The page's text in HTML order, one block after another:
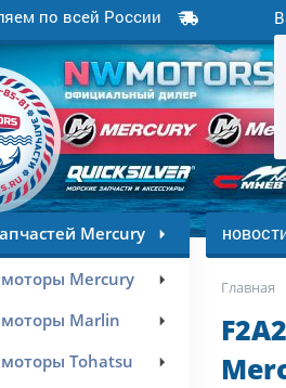
по всей России
Mercury
Mercury
Marlin
Tohatsu
Главная